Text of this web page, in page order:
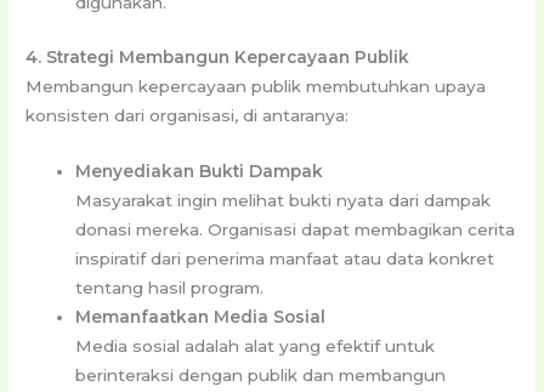
4. Strategi Membangun Kepercayaan Publik
Membangun kepercayaan publik membutuhkan upaya
konsisten dari organisasi, di antaranya:
Menyediakan Bukti Dampak
Masyarakat ingin melihat bukti nyata dari dampak
donasi mereka. Organisasi dapat membagikan cerita
inspiratif dari penerima manfaat atau data konkret
tentang hasil program.
Memanfaatkan Media Sosial
Media sosial adalah alat yang efektif untuk
berinteraksi dengan publik dan membangun